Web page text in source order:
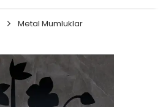
Metal Mumluklar